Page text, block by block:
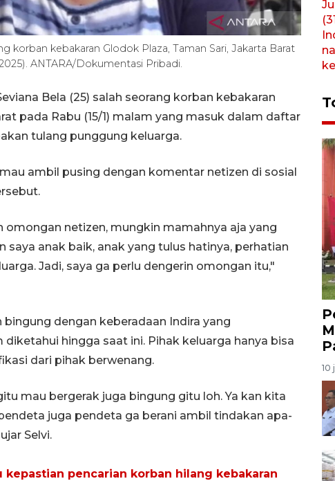
korban kebakaran Glodok Plaza, Taman Sari, Jakarta Barat
ANTARA/Dokumentasi Pribadi.
Bela (25) salah seorang korban kebakaran
pada Rabu (15/1) malam yang masuk dalam daftar
tulang punggung keluarga.
ambil pusing dengan komentar netizen di sosial
omongan netizen, mungkin mamahnya aja yang
saya anak baik, anak yang tulus hatinya, perhatian
Jadi, saya ga perlu dengerin omongan itu,"
dengan keberadaan Indira yang
hingga saat ini. Pihak keluarga hanya bisa
dari pihak berwenang.
mau bergerak juga bingung gitu loh. Ya kan kita
juga pendeta ga berani ambil tindakan apa-
Selvi.
pencarian korban hilang kebakaran
10